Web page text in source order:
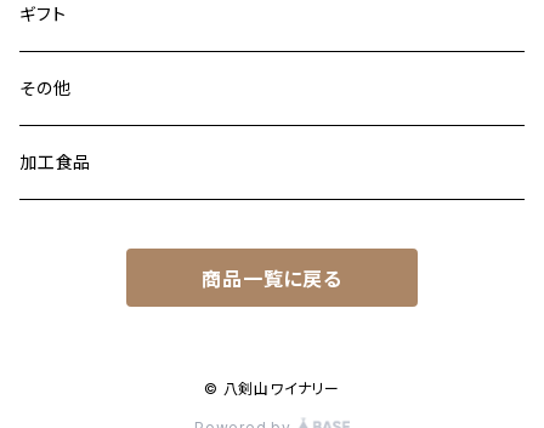
ギフト
その他
加工食品
商品一覧に戻る
© 八剣山ワイナリー